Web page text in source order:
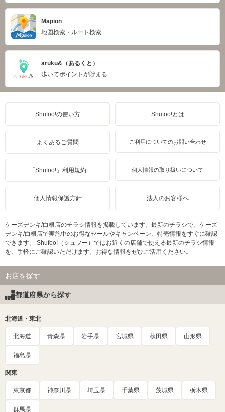
Mapion
地図検索・ルート検索
aruku&（あるくと）
歩いてポイントが貯まる
Shufoo!の使い方 Shufoo!とは
よくあるご質問 ご利用についてのお問い合わせ
「Shufoo!」利用規約 個人情報の取り扱いについて
個人情報保護方針 法人のお客様へ
ケーズデンキ/白根店のチラシ情報を掲載しています。最新のチラシで、ケーズ
デンキ/白根店で実施中のお得なセールやキャンペーン、特売情報をすぐに確認
できます。 Shufoo!（シュフー）ではお近くの店舗で使える最新のチラシ情報
を、手軽にご確認いただけます。お得な情報をぜひご活用ください。
お店を探す
都道府県から探す
北海道・東北
北海道 青森県 岩手県 宮城県 秋田県 山形県
福島県
関東
東京都 神奈川県 埼玉県 千葉県 茨城県 栃木県
群馬県